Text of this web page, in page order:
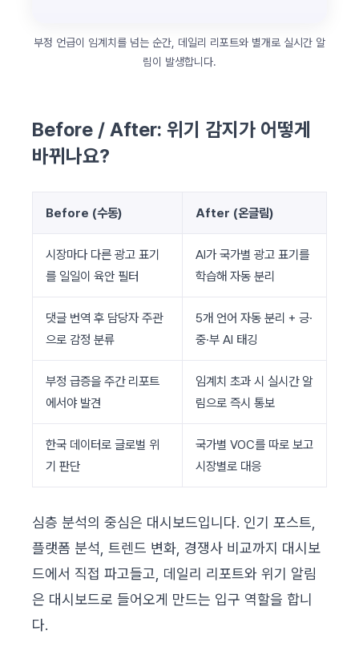
부정 언급이 임계치를 넘는 순간, 데일리 리포트와 별개로 실시간 알
림이 발생합니다.
Before / After: 위기 감지가 어떻게
바뀌나요?
Before (수동) After (온글림)
시장마다 다른 광고 표기
를 일일이 육안 필터
AI가 국가별 광고 표기를
학습해 자동 분리
댓글 번역 후 담당자 주관
으로 감정 분류
5개 언어 자동 분리 + 긍·
중·부 AI 태깅
부정 급증을 주간 리포트
에서야 발견
임계치 초과 시 실시간 알
림으로 즉시 통보
한국 데이터로 글로벌 위
기 판단
국가별 VOC를 따로 보고
시장별로 대응
심층 분석의 중심은 대시보드입니다. 인기 포스트,
플랫폼 분석, 트렌드 변화, 경쟁사 비교까지 대시보
드에서 직접 파고들고, 데일리 리포트와 위기 알림
은 대시보드로 들어오게 만드는 입구 역할을 합니
다.